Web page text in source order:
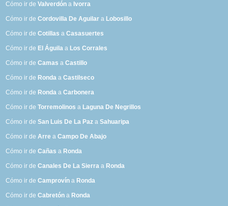
Cómo ir deValverdón a Ivorra
Cómo ir deCordovilla De Aguilar a Lobosillo
Cómo ir deCotillas aCasasuertes
Cómo ir de El Águila a Los Corrales
Cómo ir deCamas aCastillo
Cómo ir de Ronda aCastilseco
Cómo ir de Ronda aCarbonera
Cómo ir deTorremolinos a Laguna De Negrillos
Cómo ir deSan Luis De La Paz aSahuaripa
Cómo ir deArre aCampo De Abajo
Cómo ir deCañas a Ronda
Cómo ir deCanales De La Sierra a Ronda
Cómo ir deCamprovín a Ronda
Cómo ir deCabretón a Ronda